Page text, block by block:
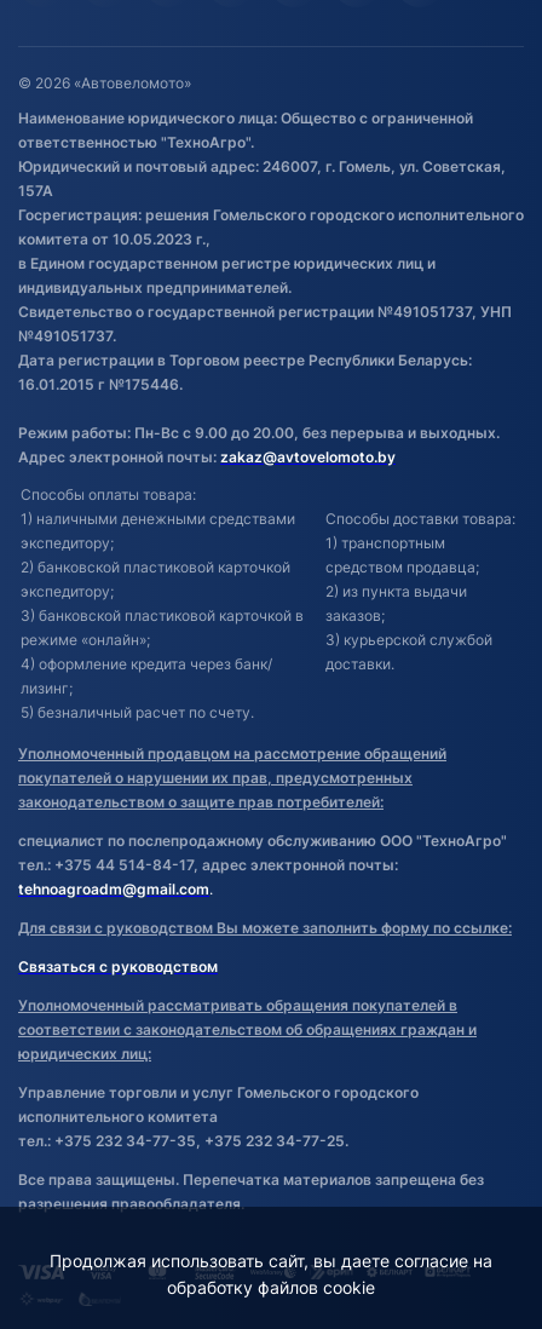
Оставить отзыв
Договор публичной оферты
Обработка файлов cookie
Постановка транспорта на учет
Обновления в ЭПТС 2024
© 2026 «Автовеломото»
Наименование юридического лица: Общество с ограниченной
ответственностью "ТехноАгро".
Юридический и почтовый адрес: 246007, г. Гомель, ул. Советская,
157А
Госрегистрация: решения Гомельского городского исполнительного
комитета от 10.05.2023 г.,
в Едином государственном регистре юридических лиц и
индивидуальных предпринимателей.
Свидетельство о государственной регистрации №491051737, УНП
№491051737.
Дата регистрации в Торговом реестре Республики Беларусь:
16.01.2015 г №175446.
Режим работы: Пн-Вс с 9.00 до 20.00, без перерыва и выходных.
Адрес электронной почты: zakaz@avtovelomoto.by
Способы оплаты товара:
1) наличными денежными средствами
экспедитору;
2) банковской пластиковой карточкой
экспедитору;
3) банковской пластиковой карточкой в
режиме «онлайн»;
4) оформление кредита через банк/
лизинг;
5) безналичный расчет по счету.
Способы доставки товара:
1) транспортным
средством продавца;
2) из пункта выдачи
заказов;
3) курьерской службой
доставки.
Уполномоченный продавцом на рассмотрение обращений
покупателей о нарушении их прав, предусмотренных
законодательством о защите прав потребителей:
специалист по послепродажному обслуживанию ООО "ТехноАгро"
тел.: +375 44 514-84-17, адрес электронной почты:
tehnoagroadm@gmail.com.
Для связи с руководством Вы можете заполнить форму по ссылке:
Связаться с руководством
Уполномоченный рассматривать обращения покупателей в
соответствии с законодательством об обращениях граждан и
юридических лиц:
Управление торговли и услуг Гомельского городского
исполнительного комитета
тел.: +375 232 34-77-35, +375 232 34-77-25.
Все права защищены. Перепечатка материалов запрещена без
разрешения правообладателя.
Продолжая использовать сайт, вы даете согласие на
обработку файлов cookie